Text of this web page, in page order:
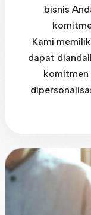
bisnis
Kami
dapat
komitmen